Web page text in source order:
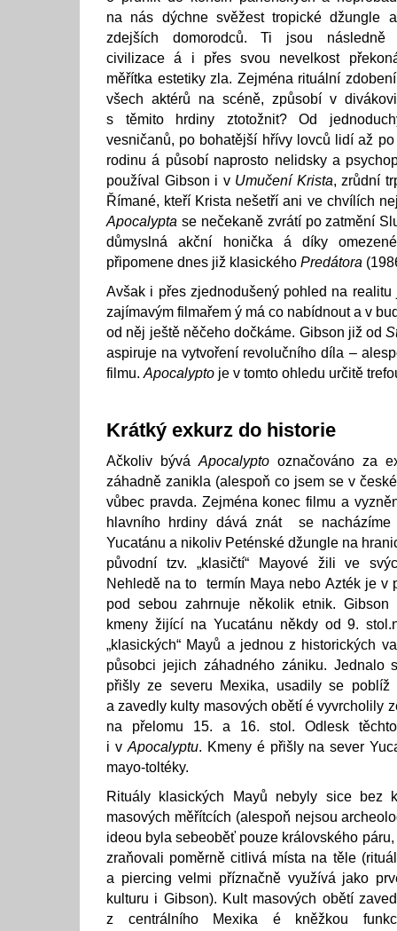
na nás dýchne svěžest tropické džungle
zdejších domorodců. Ti jsou následně
civilizace á i přes svou nevelkost
měřítka estetiky zla. Zejména rituální
všech aktérů na scéně, způsobí v
s těmito hrdiny ztotožnit? Od
vesničanů, po bohatější hřívy lovců lidí až
rodinu á působí naprosto nelidsky a
používal Gibson i v Umučení Krista, zrůdní
Římané, kteří Krista nešetří ani ve chvílích
Apocalypta se nečekaně zvrátí po zatmění
důmyslná akční honička á díky
připomene dnes již klasického Predátora
Avšak i přes zjednodušený pohled na realitu
zajímavým filmařem ý má co nabídnout a v
od něj ještě něčeho dočkáme. Gibson již od
aspiruje na vytvoření revolučního díla –
filmu. Apocalypto je v tomto ohledu určitě
Krátký exkurz do historie
Ačkoliv bývá Apocalypto označováno za
záhadně zanikla (alespoň co jsem se v
vůbec pravda. Zejména konec filmu a
hlavního hrdiny dává znát se nacházíme
Yucatánu a nikoliv Peténské džungle na
původní tzv. „klasičtí“ Mayové žili ve
Nehledě na to termín Maya nebo Azték je v
pod sebou zahrnuje několik etnik.
kmeny žijící na Yucatánu někdy od 9.
„klasických“ Mayů a jednou z historických
působci jejich záhadného zániku. Jednalo
přišly ze severu Mexika, usadily se poblíž
a zavedly kulty masových obětí é vyvrcholily
na přelomu 15. a 16. stol. Odlesk
i v Apocalyptu. Kmeny é přišly na sever
mayo-toltéky.
Rituály klasických Mayů nebyly sice bez
masových měřítcích (alespoň nejsou
ideou byla sebeoběť pouze královského
zraňovali poměrně citlivá místa na těle
a piercing velmi příznačně využívá jako
kulturu i Gibson). Kult masových obětí
z centrálního Mexika é kněžkou